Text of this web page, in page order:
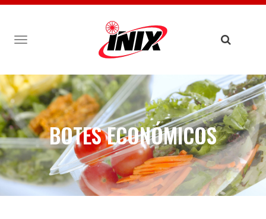
TOGGLE
NAVIGATION
BOTES ECONÓMICOS